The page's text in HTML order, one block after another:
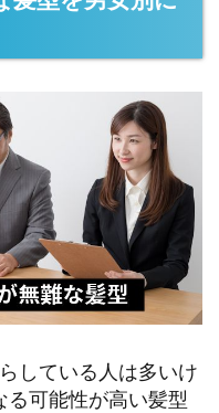
している人は多いけ
可能性が高い髪型